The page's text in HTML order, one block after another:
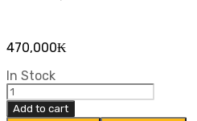
470,000₭
In Stock
ກອງ
ອາກາດ
Add to cart